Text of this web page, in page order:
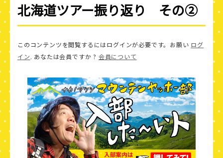
北海道ツアー振り返り その②
このコンテンツを閲覧するにはログインが必要です。お願い ログ
イン. あなたは会員ですか ? 会員について